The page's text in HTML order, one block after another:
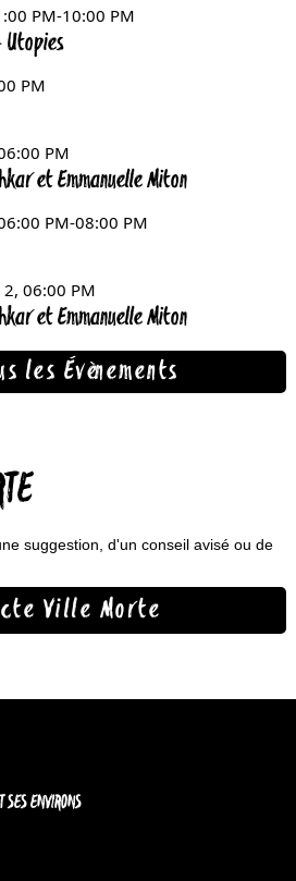
les Évènements
suggestion, d'un conseil avisé ou de
Ville Morte
SES ENVIRONS